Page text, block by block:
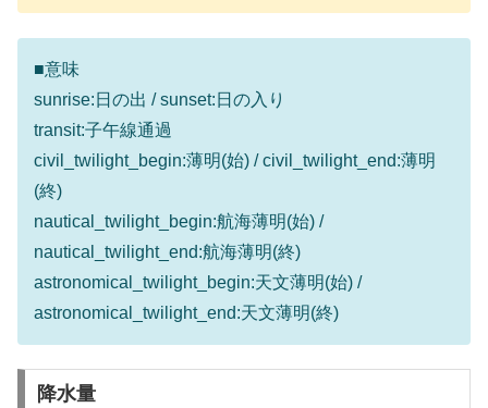
■意味
sunrise:日の出 / sunset:日の入り
transit:子午線通過
civil_twilight_begin:薄明(始) / civil_twilight_end:薄明
(終)
nautical_twilight_begin:航海薄明(始) /
nautical_twilight_end:航海薄明(終)
astronomical_twilight_begin:天文薄明(始) /
astronomical_twilight_end:天文薄明(終)
降水量